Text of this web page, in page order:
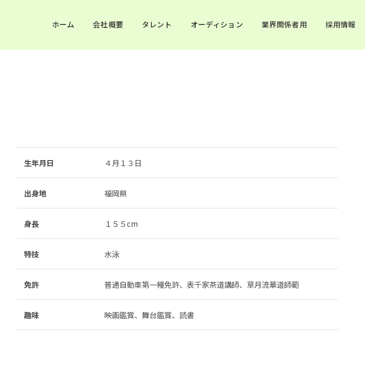
ホーム 会社概要 タレント オーディション 業界関係者用 採用情報
生年月日 ４月１３日
出身地 福岡県
身長 １５５cm
特技 水泳
免許 普通自動車第一種免許、表千家茶道講師、草月流華道師範
趣味 映画鑑賞、舞台鑑賞、読書